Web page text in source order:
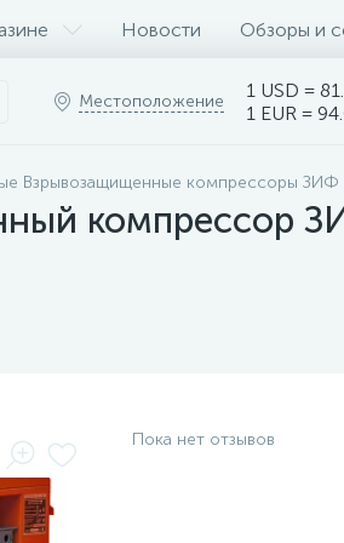
Новости Обзоры и
Местоположение
1 USD =
1 EUR =
Взрывозащищенные компрессоры ЗИФ
компрессор
Пока нет отзывов